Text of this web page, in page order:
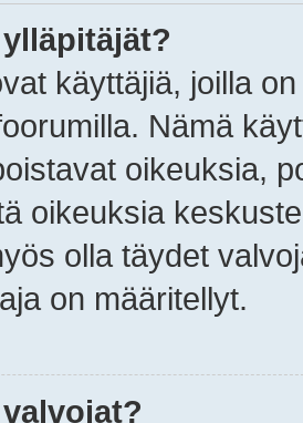
käyttäjiä, joilla
Nämä
oikeuksia,
oikeuksia
olla täydet
on määritellyt.